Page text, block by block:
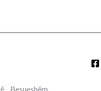
Besueshëm